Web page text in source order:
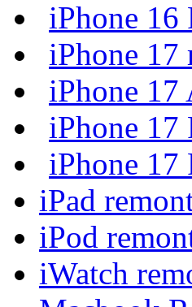
iPhone 16
iPhone 17
iPhone 17
iPhone 17
iPhone 17
iPad
iPod
iWatch